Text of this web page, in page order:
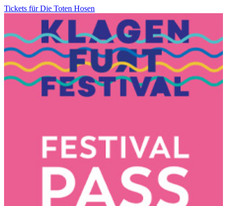
Tickets für Die Toten Hosen